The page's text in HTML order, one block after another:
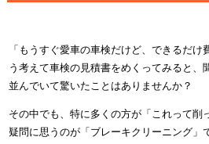
「もうすぐ愛車の車検だけど、できるだ
う考えて車検の見積書をめくってみると、
並んでいて驚いたことはありませんか？
その中でも、特に多くの方が「これって削
疑問に思うのが「ブレーキクリーニング」